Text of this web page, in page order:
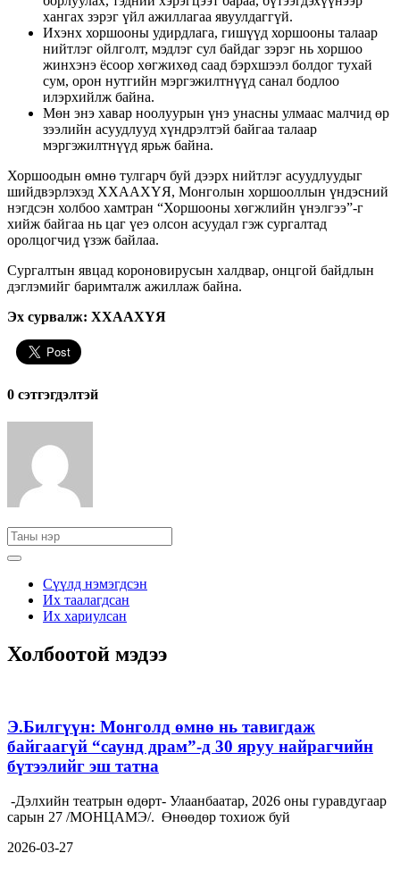
хангах зэрэг үйл ажиллагаа явуулдаггүй.
Ихэнх хоршооны удирдлага, гишүүд хоршооны талаар
нийтлэг ойлголт, мэдлэг сул байдаг зэрэг нь хоршоо
жинхэнэ ёсоор хөгжихөд саад бэрхшээл болдог тухай
сум, орон нутгийн мэргэжилтнүүд санал бодлоо
илэрхийлж байна.
Мөн энэ хавар ноолуурын үнэ унасны улмаас малчид өр
зээлийн асуудлууд хүндрэлтэй байгаа талаар
мэргэжилтнүүд ярьж байна.
Хоршоодын өмнө тулгарч буй дээрх нийтлэг асуудлуудыг
шийдвэрлэхэд ХХААХҮЯ, Монголын хоршооллын үндэсний
нэгдсэн холбоо хамтран “Хоршооны хөгжлийн үнэлгээ”-г
хийж байгаа нь цаг үеэ олсон асуудал гэж сургалтад
оролцогчид үзэж байлаа.
Сургалтын явцад короновирусын халдвар, онцгой байдлын
дэглэмийг баримталж ажиллаж байна.
Эх сурвалж: ХХААХҮЯ
0 cэтгэгдэлтэй
Сүүлд нэмэгдсэн
Их таалагдсан
Их хариулсан
Холбоотой мэдээ
Э.Билгүүн: Монголд өмнө нь тавигдаж
байгаагүй “саунд драм”-д 30 яруу найрагчийн
бүтээлийг эш татна
-Дэлхийн театрын өдөрт- Улаанбаатар, 2026 оны гуравдугаар
сарын 27 /МОНЦАМЭ/. Өнөөдөр тохиож буй
2026-03-27